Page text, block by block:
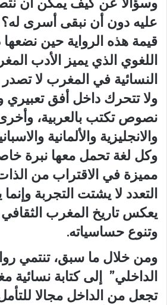
عليه دون أن نبقى أسرى له؟
قيمة هذه الرواية حين نضعها
اللغوي الذي يميز الأدب
النسائية في المغرب لا
ولا تتحرك داخل أفق تعبيري
نصوص تكتب بالعربية،
والانجليزية والألمانية
وكل لغة تحمل معها نبرة
مميزة في الاقتراب من الذات
التعدد لا يشتت التجربة وإنما
يعكس تاريخ المغرب
وتنوع حساسياته.
ومن خلال ما سبق، تنتمي
الداخلي” إلى كتابة نسائية
تجعل من الداخل مجالا